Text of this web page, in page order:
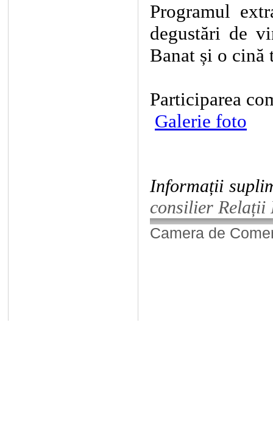
Programul
degustări de
Banat și o cină
Participarea
Galerie foto
Informații
consilier Relații
Camera de